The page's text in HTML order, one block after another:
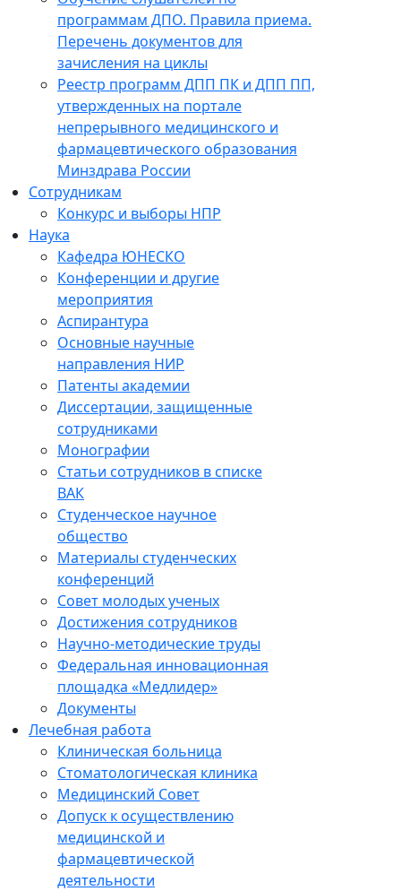
программам ДПО. Правила приема.
Перечень документов для
зачисления на циклы
Реестр программ ДПП ПК и ДПП ПП,
утвержденных на портале
непрерывного медицинского и
фармацевтического образования
Минздрава России
Сотрудникам
Конкурс и выборы НПР
Наука
Кафедра ЮНЕСКО
Конференции и другие
мероприятия
Аспирантура
Основные научные
направления НИР
Патенты академии
Диссертации, защищенные
сотрудниками
Монографии
Статьи сотрудников в списке
ВАК
Студенческое научное
общество
Материалы студенческих
конференций
Совет молодых ученых
Достижения сотрудников
Научно-методические труды
Федеральная инновационная
площадка «Медлидер»
Документы
Лечебная работа
Клиническая больница
Стоматологическая клиника
Медицинский Совет
Допуск к осуществлению
медицинской и
фармацевтической
деятельности